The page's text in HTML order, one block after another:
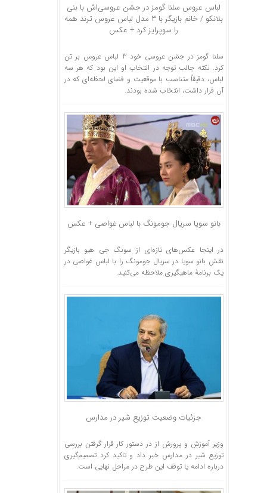
لباس عروس سلنا گومز در جشن عروسی‌اش با بنی
بلانکو / خانم بازیگر با ۳ مدل لباس عروس ترند همه
را سوپرایز کرد + عکس
سلنا گومز در جشن عروسی خود 3 لباس عروس بر تن
کرد. نکته جالب توجه در انتخاب‌ او این بود که هر سه
لباس، دقیقاً متناسب با موقعیت و فضای لحظه‌ای که در
آن قرار داشت، انتخاب شده بودند.
بانو سویا سریال جومونگ با لباس غواصی + عکس
در اینجا عکس‌های تازه‌ای از سونگ جی هیو بازیگر
نقش بانو سویا در سریال جومونگ را با لباس غواصی در
یک برنامۀ ماهیگیری ملاحظه می‌کنید.
جزئیات وضعیت توزیع شیر در مدارس
وزیر آموزش و پرورش از در دستور کار قرار گرفتن بررسی
توزیع شیر در مدارس خبر داد و تاکید کرد تصمیم‌گیری
درباره ادامه یا توقف این طرح در مراحل نهایی است.